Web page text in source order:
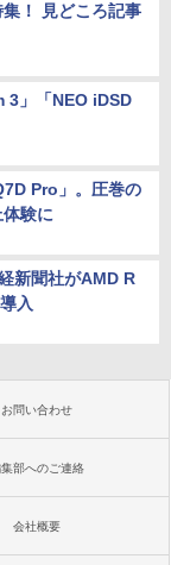
！ 見どころ記事
3」「NEO iDSD
Pro」。圧巻の
験に
新聞社がAMD R
入
お問い合わせ
部へのご連絡
会社概要